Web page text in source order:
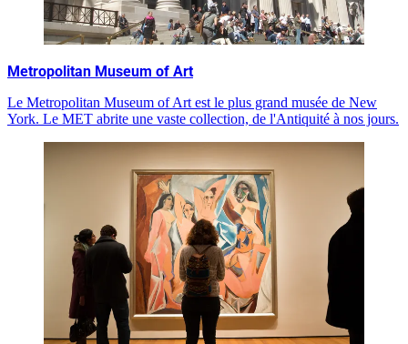
Metropolitan Museum of Art
Le Metropolitan Museum of Art est le plus grand musée de New
York. Le MET abrite une vaste collection, de l'Antiquité à nos jours.